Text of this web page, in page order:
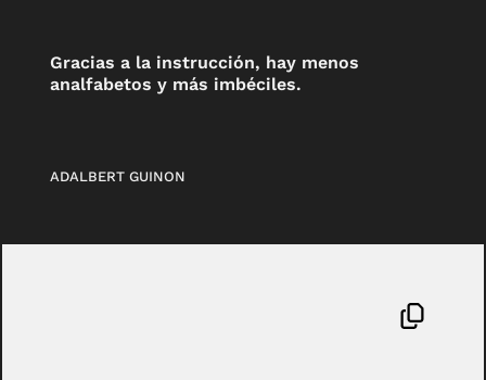
Gracias a la instrucción, hay menos
analfabetos y más imbéciles.
ADALBERT GUINON